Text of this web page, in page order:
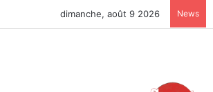
dimanche, août 9 2026 News